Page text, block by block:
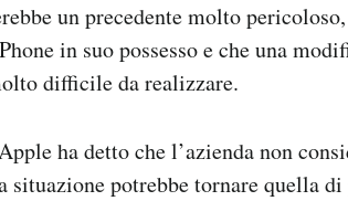
un precedente molto
in suo possesso e che una
difficile da realizzare.
ha detto che l’azienda non
situazione potrebbe tornare quella